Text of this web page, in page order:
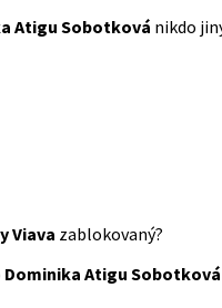
Atigu Sobotková nikdo
Viava zablokovaný?
Dominika Atigu Sobotková